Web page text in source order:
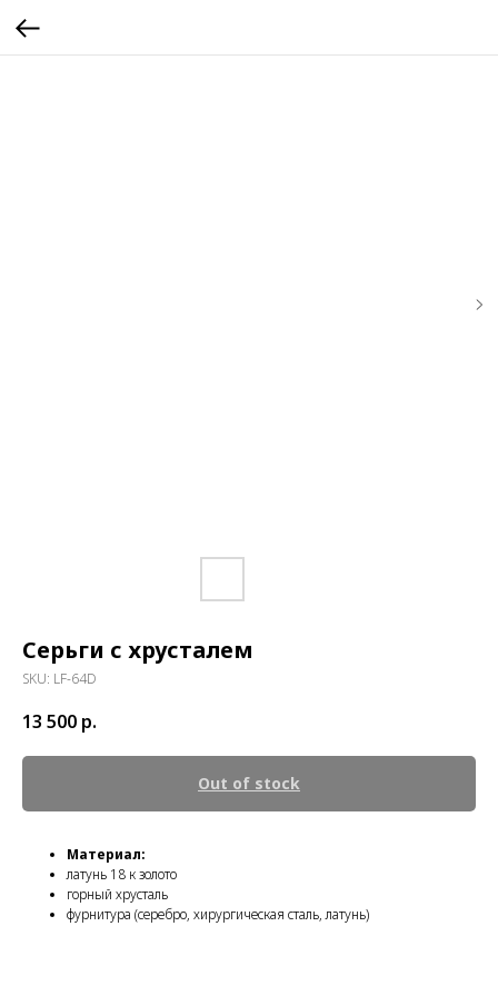
Серьги с хрусталем
SKU: LF-64D
13 500 р.
Out of stock
Материал:
латунь 18 к золото
горный хрусталь
фурнитура (серебро, хирургическая сталь, латунь)